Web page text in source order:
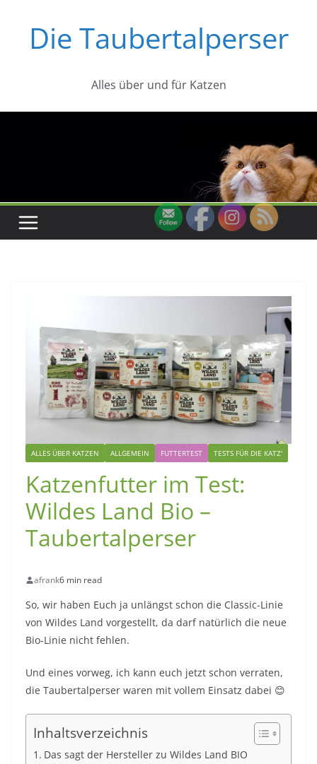
springenDie Taubertalperser
Alles über und für Katzen
ALLES ÜBER KATZEN ALLGEMEIN FUTTERTEST TESTS FÜR DIE KATZ'
Katzenfutter im Test:
Wildes Land Bio –
Taubertalperser
afrank6 min read
So, wir haben Euch ja unlängst schon die Classic-Linie
von Wildes Land vorgestellt, da darf natürlich die neue
Bio-Linie nicht fehlen.
Und eines vorweg, ich kann euch jetzt schon verraten,
die Taubertalperser waren mit vollem Einsatz dabei 😊
Inhaltsverzeichnis
Das sagt der Hersteller zu Wildes Land BIO